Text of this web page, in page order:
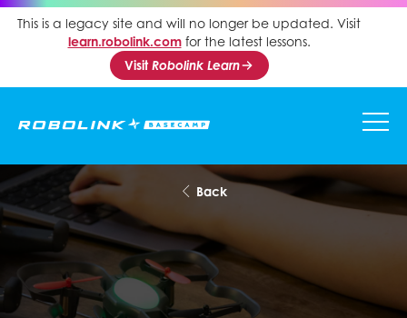
This is a legacy site and will no longer be updated. Visit
learn.robolink.comfor the latest lessons.
VisitRobolink Learn
Back